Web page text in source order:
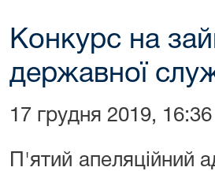
Конкурс на
державної
17 грудня 2019, 16:36
П'ятий апеляційний